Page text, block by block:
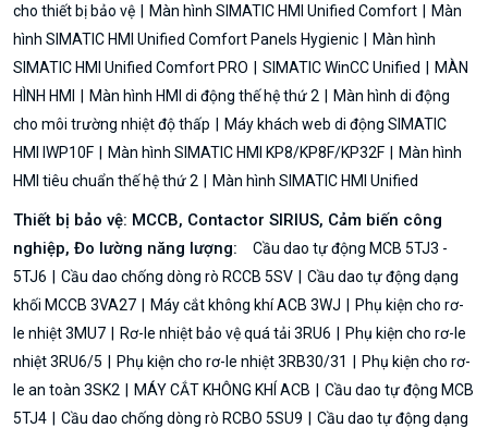
cho thiết bị bảo vệ
Màn hình SIMATIC HMI Unified Comfort
Màn
hình SIMATIC HMI Unified Comfort Panels Hygienic
Màn hình
SIMATIC HMI Unified Comfort PRO
SIMATIC WinCC Unified
MÀN
HÌNH HMI
Màn hình HMI di động thế hệ thứ 2
Màn hình di động
cho môi trường nhiệt độ thấp
Máy khách web di động SIMATIC
HMI IWP10F
Màn hình SIMATIC HMI KP8/KP8F/KP32F
Màn hình
HMI tiêu chuẩn thế hệ thứ 2
Màn hình SIMATIC HMI Unified
Thiết bị bảo vệ: MCCB, Contactor SIRIUS, Cảm biến công
nghiệp, Đo lường năng lượng:
Cầu dao tự động MCB 5TJ3 -
5TJ6
Cầu dao chống dòng rò RCCB 5SV
Cầu dao tự động dạng
khối MCCB 3VA27
Máy cắt không khí ACB 3WJ
Phụ kiện cho rơ-
le nhiệt 3MU7
Rơ-le nhiệt bảo vệ quá tải 3RU6
Phụ kiện cho rơ-le
nhiệt 3RU6/5
Phụ kiện cho rơ-le nhiệt 3RB30/31
Phụ kiện cho rơ-
le an toàn 3SK2
MÁY CẮT KHÔNG KHÍ ACB
Cầu dao tự động MCB
5TJ4
Cầu dao chống dòng rò RCBO 5SU9
Cầu dao tự động dạng